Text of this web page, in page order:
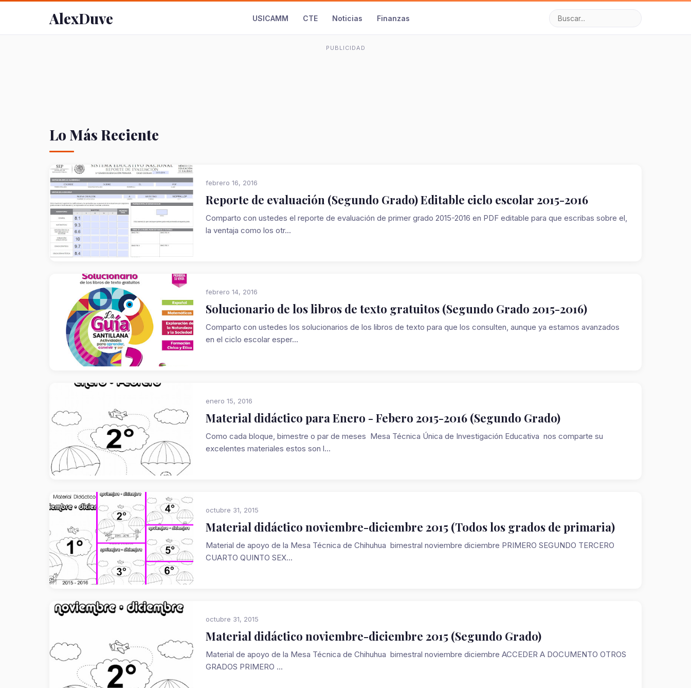
AlexDuve USICAMM CTE Noticias Finanzas
PUBLICIDAD
Lo Más Reciente
febrero 16, 2016
Reporte de evaluación (Segundo Grado) Editable ciclo escolar 2015-2016
Comparto con ustedes el reporte de evaluación de primer grado 2015-2016 en PDF editable para que escribas sobre el,
la ventaja como los otr...
febrero 14, 2016
Solucionario de los libros de texto gratuitos (Segundo Grado 2015-2016)
Comparto con ustedes los solucionarios de los libros de texto para que los consulten, aunque ya estamos avanzados
en el ciclo escolar esper...
enero 15, 2016
Material didáctico para Enero - Febero 2015-2016 (Segundo Grado)
Como cada bloque, bimestre o par de meses Mesa Técnica Única de Investigación Educativa nos comparte su
excelentes materiales estos son l...
octubre 31, 2015
Material didáctico noviembre-diciembre 2015 (Todos los grados de primaria)
Material de apoyo de la Mesa Técnica de Chihuhua bimestral noviembre diciembre PRIMERO SEGUNDO TERCERO
CUARTO QUINTO SEX...
octubre 31, 2015
Material didáctico noviembre-diciembre 2015 (Segundo Grado)
Material de apoyo de la Mesa Técnica de Chihuhua bimestral noviembre diciembre ACCEDER A DOCUMENTO OTROS
GRADOS PRIMERO ...